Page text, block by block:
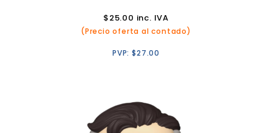
$25.00 inc. IVA
(Precio oferta al contado)
PVP:$27.00